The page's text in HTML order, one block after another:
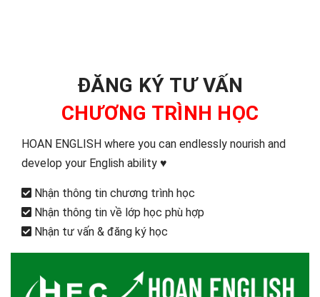
ĐĂNG KÝ TƯ VẤN
CHƯƠNG TRÌNH HỌC
HOAN ENGLISH where you can endlessly nourish and
develop your English ability ♥️
Nhận thông tin chương trình học
Nhận thông tin về lớp học phù hợp
Nhận tư vấn & đăng ký học